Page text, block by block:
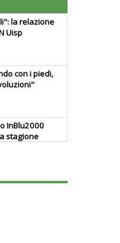
la relazione
Uisp
con i piedi,
InBlu2000
stagione